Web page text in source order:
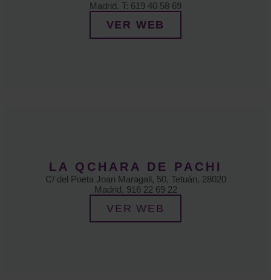
Madrid. T: 619 40 58 69
VER WEB
LA QCHARA DE PACHI
C/ del Poeta Joan Maragall, 50, Tetuán, 28020
Madrid, 916 22 69 22
VER WEB